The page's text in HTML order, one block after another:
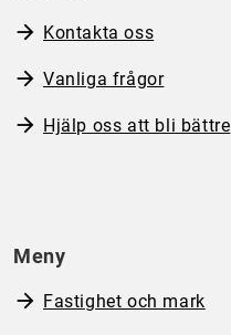
Kontakta oss
Vanliga frågor
Hjälp oss att bli bättre
Meny
Fastighet och mark